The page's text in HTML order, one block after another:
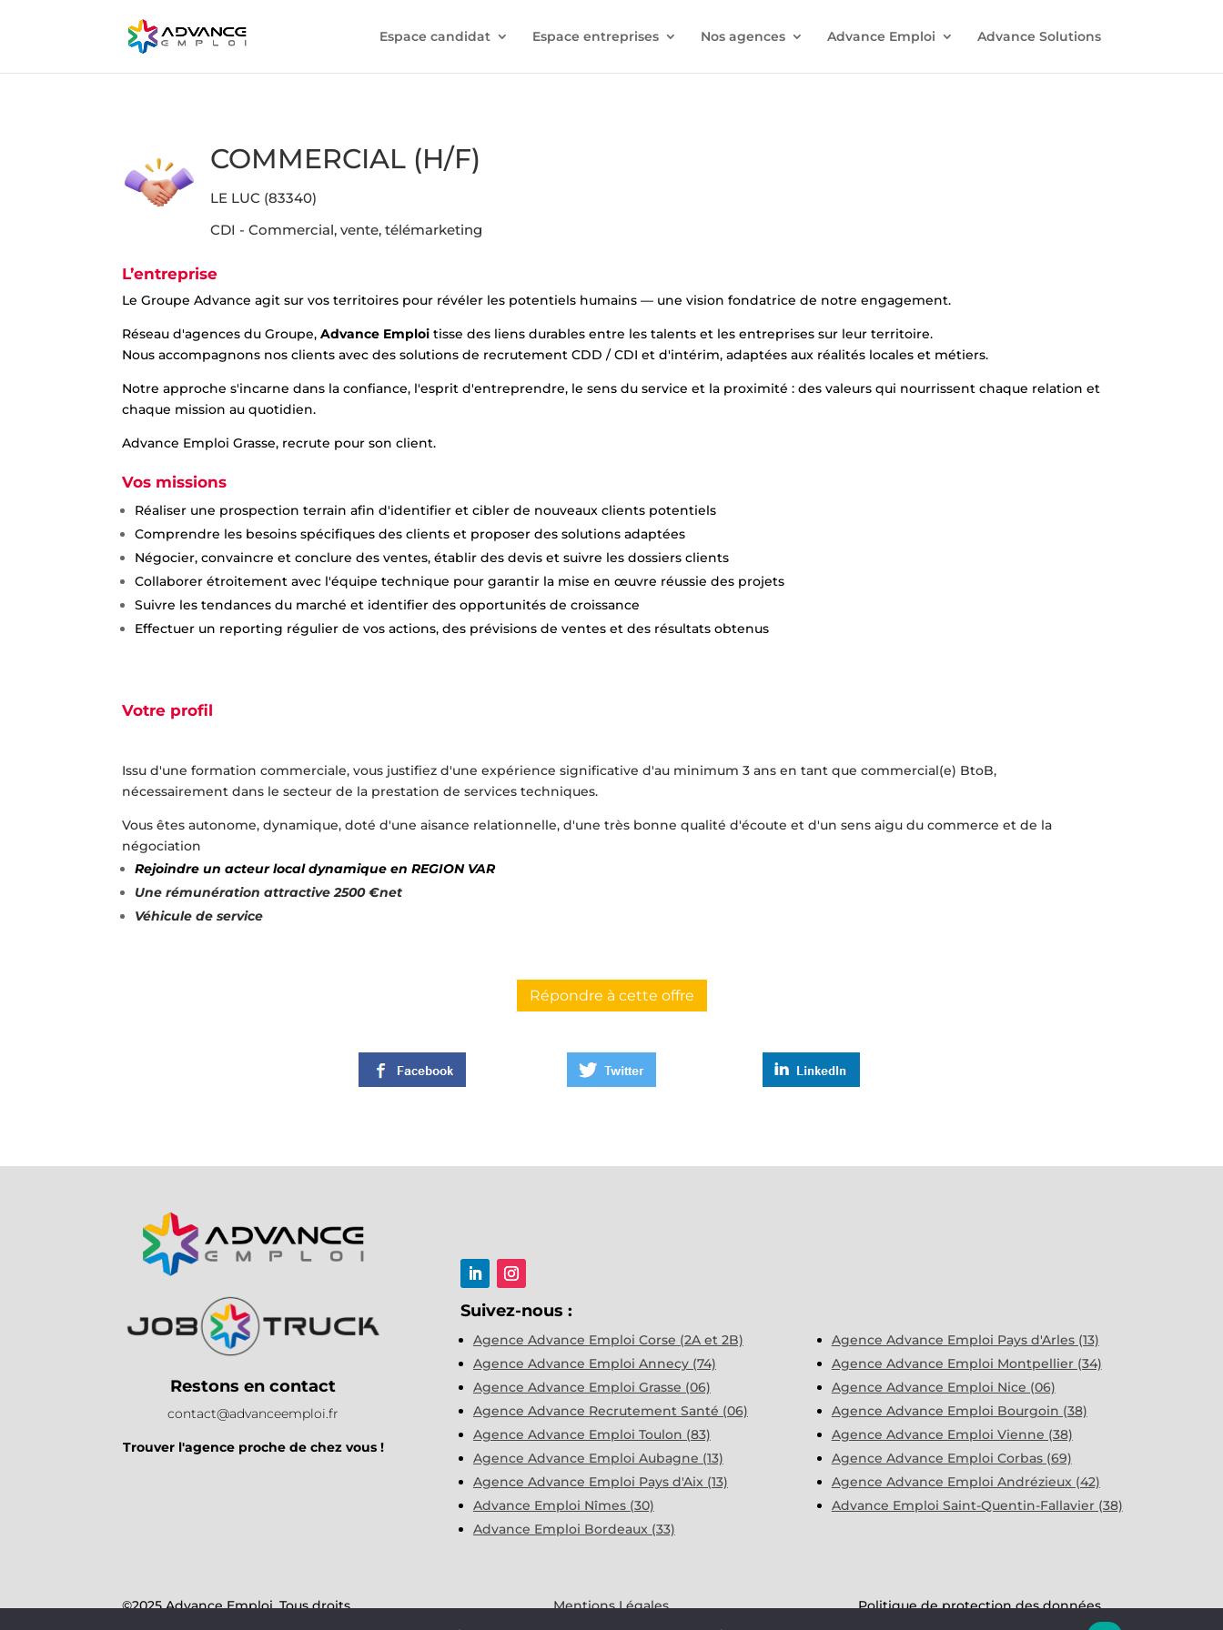
Espace candidat Espace entreprises Nos agences Advance Emploi Advance Solutions
COMMERCIAL (H/F)
LE LUC (83340)
CDI - Commercial, vente, télémarketing
L’entreprise
Le Groupe Advance agit sur vos territoires pour révéler les potentiels humains — une vision fondatrice de notre engagement.
Réseau d'agences du Groupe,Advance Emploitisse des liens durables entre les talents et les entreprises sur leur territoire.
Nous accompagnons nos clients avec des solutions de recrutement CDD / CDI et d'intérim, adaptées aux réalités locales et métiers.
Notre approche s'incarne dans la confiance, l'esprit d'entreprendre, le sens du service et la proximité : des valeurs qui nourrissent chaque relation et
chaque mission au quotidien.
Advance Emploi Grasse, recrute pour son client.
Vos missions
Réaliser une prospection terrain afin d'identifier et cibler de nouveaux clients potentiels
Comprendre les besoins spécifiques des clients et proposer des solutions adaptées
Négocier, convaincre et conclure des ventes, établir des devis et suivre les dossiers clients
Collaborer étroitement avec l'équipe technique pour garantir la mise en œuvre réussie des projets
Suivre les tendances du marché et identifier des opportunités de croissance
Effectuer un reporting régulier de vos actions, des prévisions de ventes et des résultats obtenus
Votre profil
Issu d'une formation commerciale, vous justifiez d'une expérience significative d'au minimum 3 ans en tant que commercial(e) BtoB,
nécessairement dans le secteur de la prestation de services techniques.
Vous êtes autonome, dynamique, doté d'une aisance relationnelle, d'une très bonne qualité d'écoute et d'un sens aigu du commerce et de la
négociation
Rejoindre un acteur local dynamique en REGION VAR
Une rémunération attractive 2500 €net
Véhicule de service
Répondre à cette offre
Restons en contact
contact@advanceemploi.fr
Trouver l'agence proche de chez vous !
Suivez-nous :
Agence Advance Emploi Corse (2A et 2B)
Agence Advance Emploi Annecy (74)
Agence Advance Emploi Grasse (06)
Agence Advance Recrutement Santé (06)
Agence Advance Emploi Toulon (83)
Agence Advance Emploi Aubagne (13)
Agence Advance Emploi Pays d'Aix (13)
Advance Emploi Nîmes (30)
Advance Emploi Bordeaux (33)
Agence Advance Emploi Pays d'Arles (13)
Agence Advance Emploi Montpellier (34)
Agence Advance Emploi Nice (06)
Agence Advance Emploi Bourgoin (38)
Agence Advance Emploi Vienne (38)
Agence Advance Emploi Corbas (69)
Agence Advance Emploi Andrézieux (42)
Advance Emploi Saint-Quentin-Fallavier (38)
©2025 Advance Emploi. Tous droits
Mentions Légales Politique de protection des données